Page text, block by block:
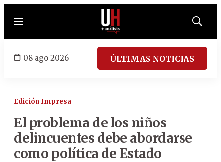
Menú
Mostrar
08 ago 2026 ÚLTIMAS NOTICIAS
Edición Impresa
El problema de los niños
delincuentes debe abordarse
como política de Estado